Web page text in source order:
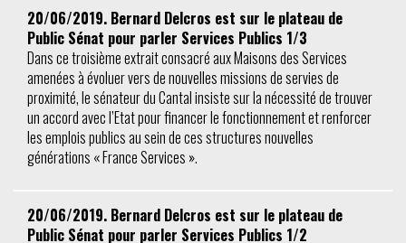
20/06/2019. Bernard Delcros est sur le plateau de
Public Sénat pour parler Services Publics 1/3
Dans ce troisième extrait consacré aux Maisons des Services
amenées à évoluer vers de nouvelles missions de servies de
proximité, le sénateur du Cantal insiste sur la nécessité de trouver
un accord avec l’Etat pour financer le fonctionnement et renforcer
les emplois publics au sein de ces structures nouvelles
générations « France Services ».
20/06/2019. Bernard Delcros est sur le plateau de
Public Sénat pour parler Services Publics 1/2